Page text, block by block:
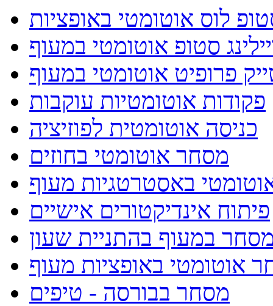
לוס אוטומטי באופציות
סטופ אוטומטי במעוף
פרופיט אוטומטי במעוף
פקודות אוטומטיות עוקבות
כניסה אוטומטית לפוזיציה
מסחר אוטומטי בחוזים
באסטרטגיות מעוף
פיתוח אינדיקטורים אישיים
במעוף בהתניית שעון
אוטומטי באופציות מעוף
מסחר בבורסה - טיפים